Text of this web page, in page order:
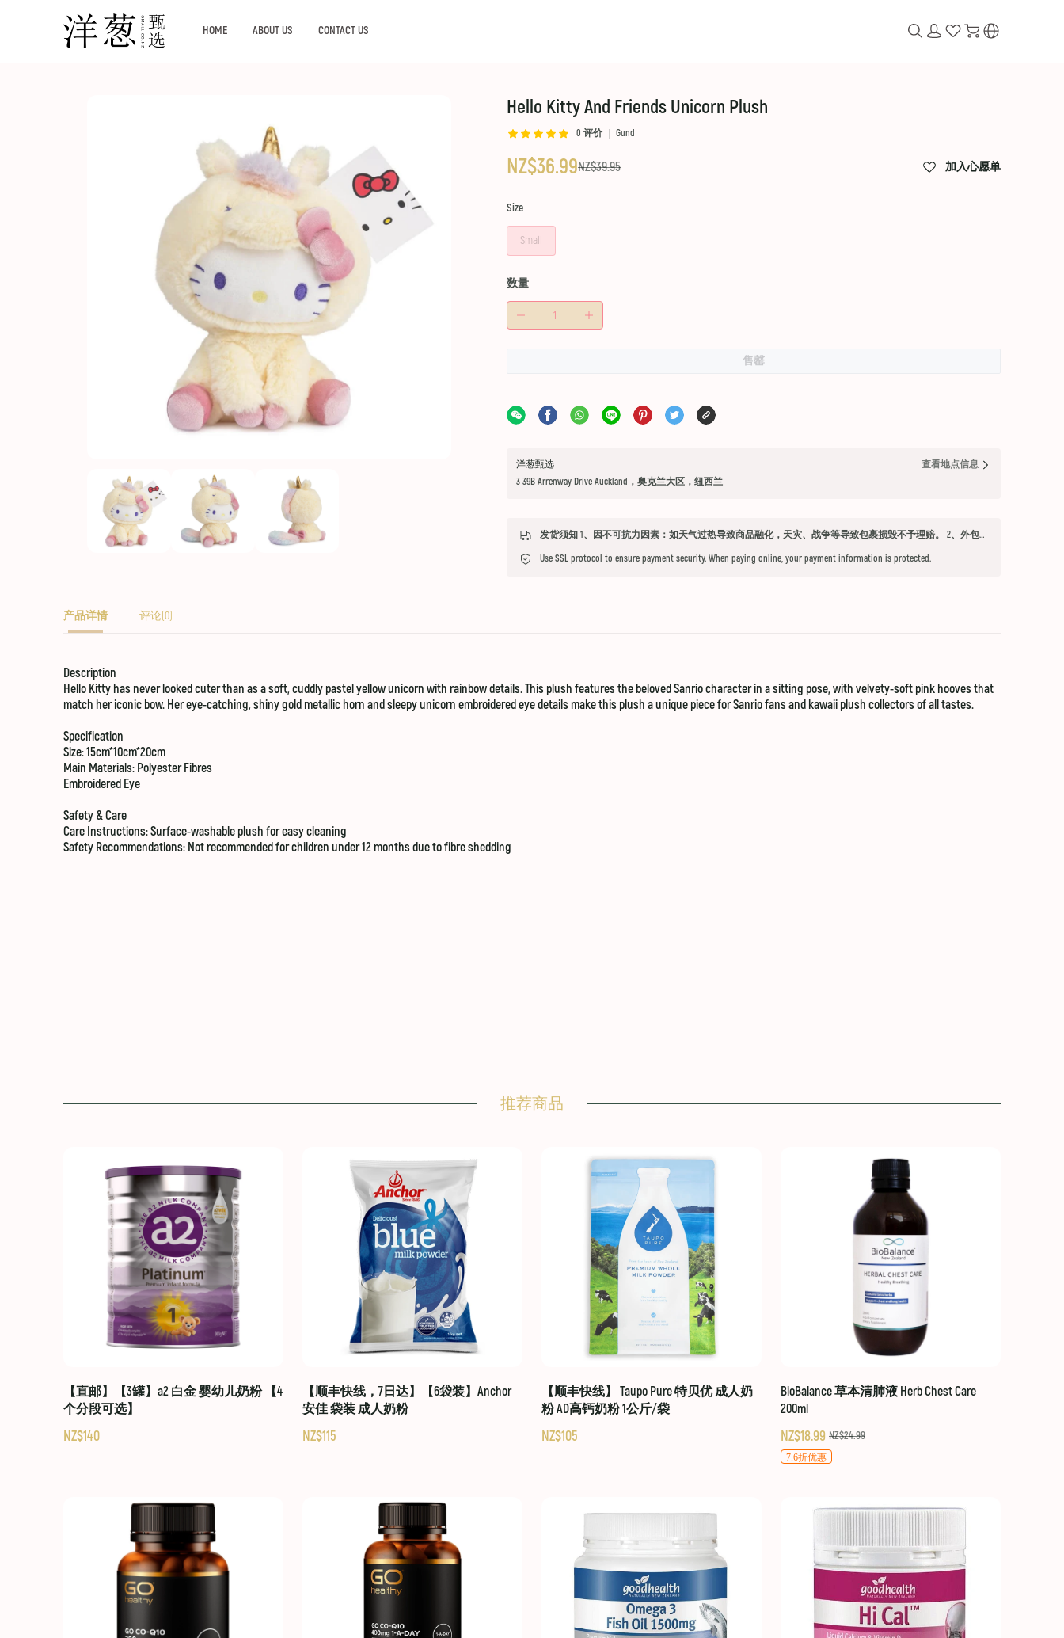
HOME ABOUT US CONTACT US
Hello Kitty And Friends Unicorn Plush
0 评价 Gund
NZ$36.99NZ$39.95 加入心愿单
Size
Small
数量
售罄
洋葱甄选
3 39B Arrenway Drive Auckland，奥克兰大区，纽西兰
查看地点信息
发货须知 1、因不可抗力因素：如天气过热导致商品融化，天灾、战争等导致包裹损毁不予理赔。 2、外包装箱完好，保健品内件胶囊破损、杂货等漏液问题不予赔付。 3、铁元，小安素，酵素液，玻璃瓶食用油，粉盐，会包泡泡纸，按照高要求打包，有爆罐、漏液均不予以理赔。 4、超过受理时限（签收后三天内未联系客服将不能申请售后） 5、首重不足1kg的包裹按1kg收费。 6、根据海关要求，海外直邮及保税仓产品必须提交收件人身份证信息（收件人姓名必须与上传身份证信息一致），否则将无法出库发货。 7、由于海外直邮产品路途遥远，在高温等不可控情况下，糖果、巧克力、口红、软胶囊会有软化变形的现象，建议收到产品后放入冰箱内冷却1-2小时再打开。
Use SSL protocol to ensure payment security. When paying online, your payment information is protected.
产品详情 评论(0)
Description
Hello Kitty has never looked cuter than as a soft, cuddly pastel yellow unicorn with rainbow details. This plush features the beloved Sanrio character in a sitting pose, with velvety-soft pink hooves that
match her iconic bow. Her eye-catching, shiny gold metallic horn and sleepy unicorn embroidered eye details make this plush a unique piece for Sanrio fans and kawaii plush collectors of all tastes.
Specification
Size:15cm*10cm*20cm
Main Materials: Polyester Fibres
Embroidered Eye
Safety & Care
Care Instructions:Surface-washable plush for easy cleaning
Safety Recommendations: Not recommended for children under 12 months due to fibre shedding
推荐商品
【直邮】【3罐】a2 白金 婴幼儿奶粉 【4
个分段可选】
NZ$140
【顺丰快线，7日达】【6袋装】Anchor
安佳 袋装 成人奶粉
NZ$115
【顺丰快线】 Taupo Pure 特贝优 成人奶
粉 AD高钙奶粉 1公斤/袋
NZ$105
BioBalance 草本清肺液 Herb Chest Care
200ml
NZ$18.99 NZ$24.99
7.6折优惠